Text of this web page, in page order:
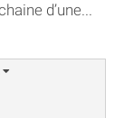
d’une...